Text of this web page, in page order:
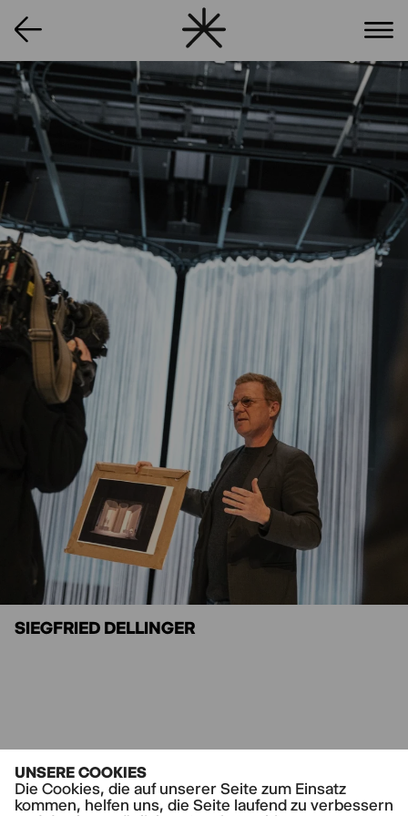
UNSERE COOKIES
Die Cookies, die auf unserer Seite zum Einsatz
kommen, helfen uns, die Seite laufend zu verbessern
SIEGFRIED DELLINGER